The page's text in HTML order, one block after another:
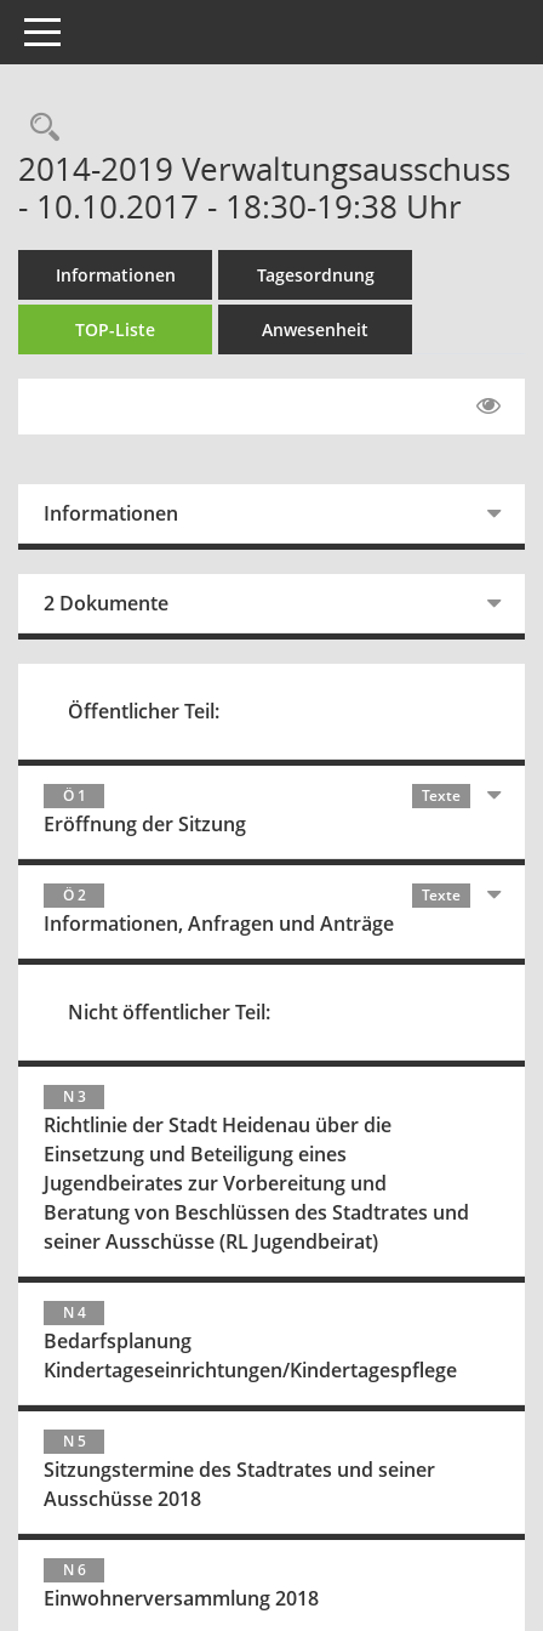
Toggle navigation
Rechercheauswahl
2014-2019 Verwaltungsausschuss
- 10.10.2017 - 18:30-19:38 Uhr
Informationen Tagesordnung
TOP-Liste Anwesenheit
Informationen
2 Dokumente
Öffentlicher Teil:
Ö 1 Texte
Eröffnung der Sitzung
Ö 2 Texte
Informationen, Anfragen und Anträge
Nicht öffentlicher Teil:
N 3
Richtlinie der Stadt Heidenau über die
Einsetzung und Beteiligung eines
Jugendbeirates zur Vorbereitung und
Beratung von Beschlüssen des Stadtrates und
seiner Ausschüsse (RL Jugendbeirat)
N 4
Bedarfsplanung
Kindertageseinrichtungen/Kindertagespflege
N 5
Sitzungstermine des Stadtrates und seiner
Ausschüsse 2018
N 6
Einwohnerversammlung 2018